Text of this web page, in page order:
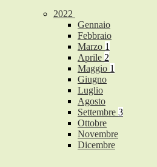
2022
Gennaio
Febbraio
Marzo 1
Aprile 2
Maggio 1
Giugno
Luglio
Agosto
Settembre 3
Ottobre
Novembre
Dicembre